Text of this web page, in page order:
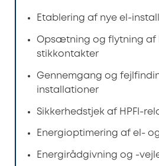
Etablering af nye el-
Opsætning og flytning af
stikkontakter
Gennemgang og
installationer
Sikkerhedstjek af HPFI-
Energioptimering af el-
Energirådgivning og -